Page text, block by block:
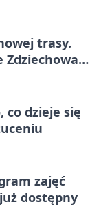
trasy.
Zdziechowa z
co dzieje się
zajęć
dostępny